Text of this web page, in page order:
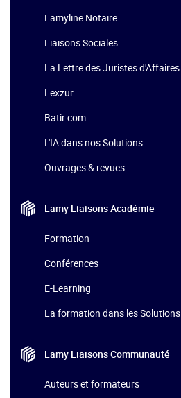
Lamyline Notaire
Liaisons Sociales
La Lettre des Juristes d'Affaires
Lexzur
Batir.com
L'IA dans nos Solutions
Ouvrages & revues
Lamy LiaisonsAcadémie
Formation
Conférences
E-Learning
La formation dans les Solutions
Lamy LiaisonsCommunauté
Auteurs et formateurs